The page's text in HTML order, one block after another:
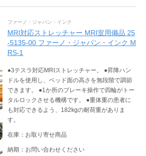
ファーノ・ジャパン・インク
MRI対応ストレッチャー MRI室用備品 25
-5135-00 ファーノ・ジャパン・インク M
RS-1
●3テスラ対応MRIストレッチャー。 ●昇降ハン
ドルを使用し、ベッド面の高さを無段階で調節
できます。 ●1か所のブレーキ操作で四輪がトー
タルロックさせる機構です。 ●重体重の患者に
も対応できるよう、182kgの耐荷重がありま
す。
在庫：お取り寄せ商品
納期：お問い合わせください